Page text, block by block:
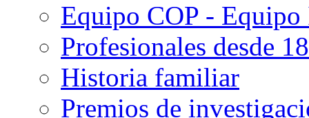
Equipo COP -
Profesionales desde
Historia familiar
Premios de